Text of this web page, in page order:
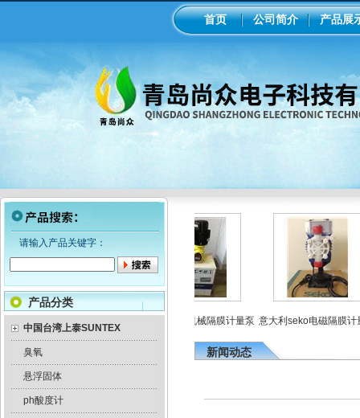
首页 公司简介 产品展
请输入产品关键字：
产品分类
中国台湾上泰SUNTEX
臭氧
悬浮固体
ph酸度计
工业在线ph/orp计变送器 美国米顿罗机械隔膜计量泵 意大利seko电磁隔膜计量
新闻动态